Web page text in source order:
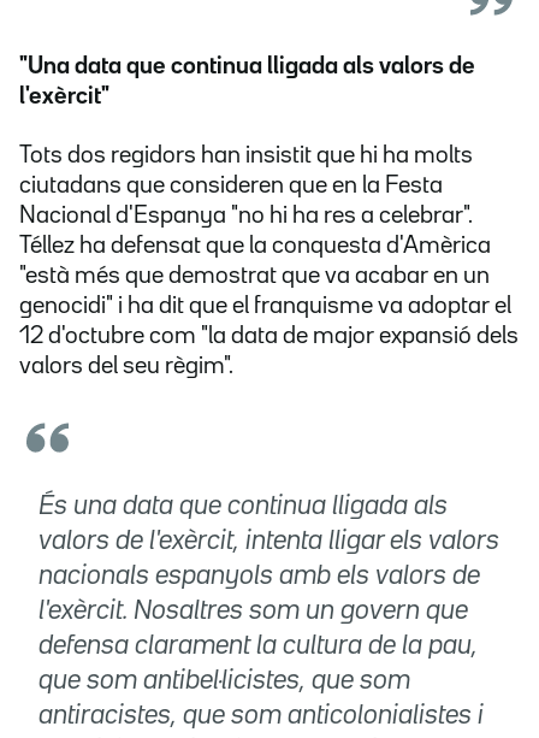
"Una data que continua lligada als valors de
l'exèrcit"
Tots dos regidors han insistit que hi ha molts
ciutadans que consideren que en la Festa
Nacional d'Espanya "no hi ha res a celebrar".
Téllez ha defensat que la conquesta d'Amèrica
"està més que demostrat que va acabar en un
genocidi" i ha dit que el franquisme va adoptar el
12 d'octubre com "la data de major expansió dels
valors del seu règim".
És una data que continua lligada als
valors de l'exèrcit, intenta lligar els valors
nacionals espanyols amb els valors de
l'exèrcit. Nosaltres som un govern que
defensa clarament la cultura de la pau,
que som antibel·licistes, que som
antiracistes, que som anticolonialistes i